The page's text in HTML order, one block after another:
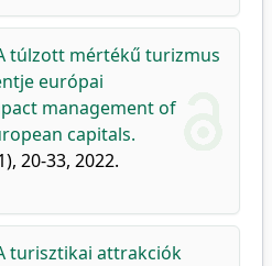
túlzott mértékű turizmus
európai
management of
capitals.
20-33, 2022.
turisztikai attrakciók